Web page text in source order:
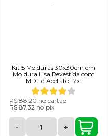
Kit 5 Molduras 30x30cm em
Moldura Lisa Revestida com
MDF e Acetato -2x1
R$ 88,20 no cartão
R$ 87,32 no pix
- +